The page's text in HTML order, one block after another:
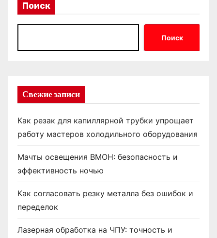
Поиск
Поиск
Свежие записи
Как резак для капиллярной трубки упрощает
работу мастеров холодильного оборудования
Мачты освещения ВМОН: безопасность и
эффективность ночью
Как согласовать резку металла без ошибок и
переделок
Лазерная обработка на ЧПУ: точность и